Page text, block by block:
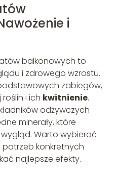
i
balkonowych to
i zdrowego wzrostu.
zabiegów,
i ich kwitnienie.
odżywczych
minerały, które
Warto wybierać
konkretnych
najlepsze efekty.